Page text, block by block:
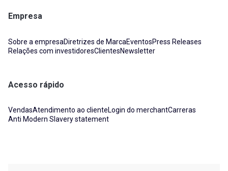
Empresa
Sobre a empresaDiretrizes de MarcaEventosPress Releases
Relações com investidoresClientesNewsletter
Acesso rápido
VendasAtendimento ao clienteLogin do merchantCarreras
Anti Modern Slavery statement